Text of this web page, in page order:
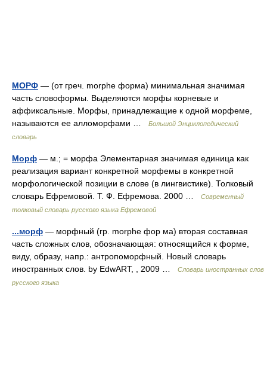
МОРФ — (от греч. morphe форма) минимальная значимая
часть словоформы. Выделяются морфы корневые и
аффиксальные. Морфы, принадлежащие к одной морфеме,
называются ее алломорфами …
Большой Энциклопедический
словарь
Морф — м.; = морфа Элементарная значимая единица как
реализация вариант конкретной морфемы в конкретной
морфологической позиции в слове (в лингвистике). Толковый
словарь Ефремовой. Т. Ф. Ефремова. 2000 …
Современный
толковый словарь русского языка Ефремовой
...морф — морфный (гр. morphe фор ма) вторая составная
часть сложных слов, обозначающая: относящийся к форме,
виду, образу, напр.: антропоморфный. Новый словарь
иностранных слов. by EdwART, , 2009 …
Словарь иностранных слов
русского языка